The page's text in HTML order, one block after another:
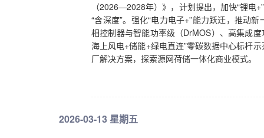
（2026—2028年）》，计划提出，加快“锂电
“含深度”。强化“电力电子+”能力跃迁，推动
相控制器与智能功率级（DrMOS）、高集成
海上风电+储能+绿电直连”零碳数据中心标杆
厂解决方案，探索源网荷储一体化商业模式。
2026-03-13 星期五